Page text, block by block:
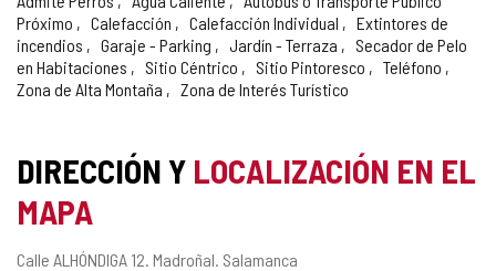
Próximo
Calefacción Calefacción Individual
Extintores de
incendios
Garaje - Parking Jardín - Terraza
Secador de Pelo
en Habitaciones
Sitio Céntrico Sitio Pintoresco
Teléfono
Zona de Alta Montaña
Zona de Interés Turístico
DIRECCIÓN Y LOCALIZACIÓN EN EL
MAPA
Dirección
Calle ALHÓNDIGA 12. Madroñal. Salamanca